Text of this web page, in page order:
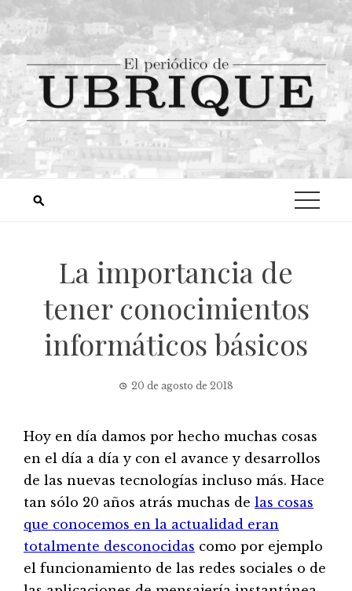
La importancia de
tener conocimientos
informáticos básicos
20 de agosto de 2018
Hoy en día damos por hecho muchas cosas
en el día a día y con el avance y desarrollos
de las nuevas tecnologías incluso más. Hace
tan sólo 20 años atrás muchas de las cosas
que conocemos en la actualidad eran
totalmente desconocidas como por ejemplo
el funcionamiento de las redes sociales o de